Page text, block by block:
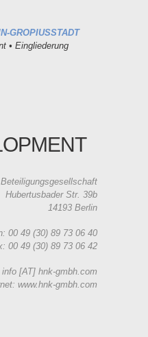
GROPIUSSTADT
• Eingliederung
Hubertusbader Str. 39b
14193 Berlin
00 49 (30) 89 73 06 40
00 49 (30) 89 73 06 42
[AT] hnk-gmbh.com
www.hnk-gmbh.com